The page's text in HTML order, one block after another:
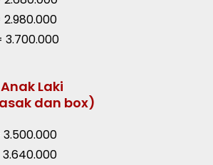
2.980.000
3.700.000
Laki
dan box)
3.500.000
3.640.000